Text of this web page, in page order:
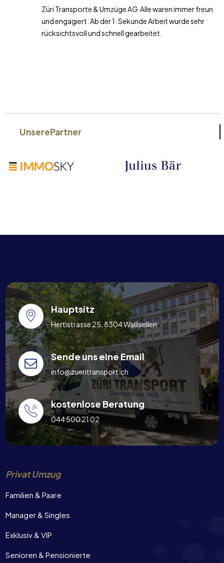
Züri Transporte & Umzüge AG Alle waren immer freundlich
und engagiert. Ab der 1. Sekunde Arbeit wurde sehr
rücksichtsvoll und schnell gearbeitet.
UnserePartner
Hauptsitz
Hertistrasse 25, 8304 Wallisellen
Sende uns eine Email
info@zueritransport.ch
kostenlose Beratung
044 500 21 02
Privat Umzug
Familien & Paare
Manager & Singles
Exklusiv & VIP
Senioren & Pensionierte